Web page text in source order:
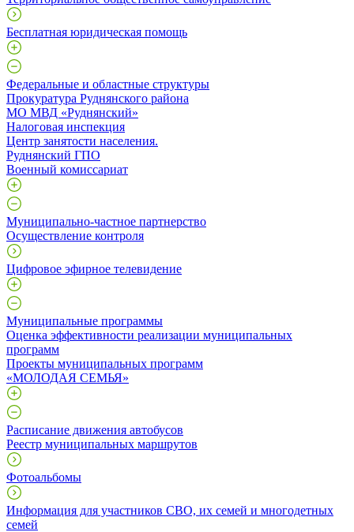
Бесплатная юридическая помощь
Федеральные и областные структуры
Прокуратура Руднянского района
МО МВД «Руднянский»
Налоговая инспекция
Центр занятости населения.
Руднянский ГПО
Военный комиссариат
Муниципально-частное партнерство
Осуществление контроля
Цифровое эфирное телевидение
Муниципальные программы
Оценка эффективности реализации муниципальных
программ
Проекты муниципальных программ
«МОЛОДАЯ СЕМЬЯ»
Расписание движения автобусов
Реестр муниципальных маршрутов
Фотоальбомы
Информация для участников СВО, их семей и многодетных
семей